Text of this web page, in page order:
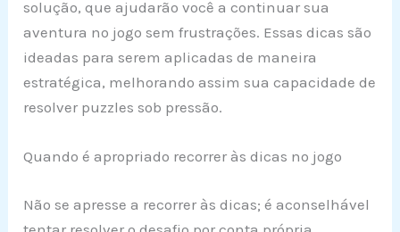
solução, que ajudarão você a continuar sua
aventura no jogo sem frustrações. Essas dicas são
ideadas para serem aplicadas de maneira
estratégica, melhorando assim sua capacidade de
resolver puzzles sob pressão.
Quando é apropriado recorrer às dicas no jogo
Não se apresse a recorrer às dicas; é aconselhável